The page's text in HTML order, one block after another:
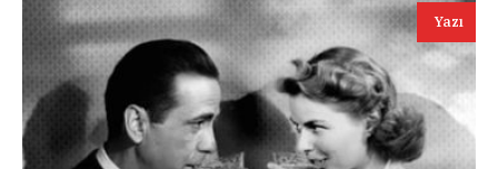
Yazı